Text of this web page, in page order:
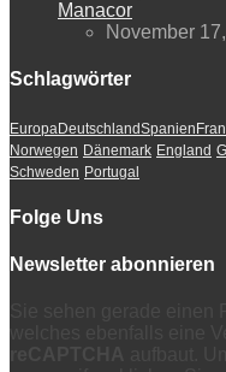
Manacor
November
Schlagwörter
EuropaDeutschlandSpanien
Norwegen Dänemark England
Schweden Portugal
Folge Uns
Newsletter abonnieren